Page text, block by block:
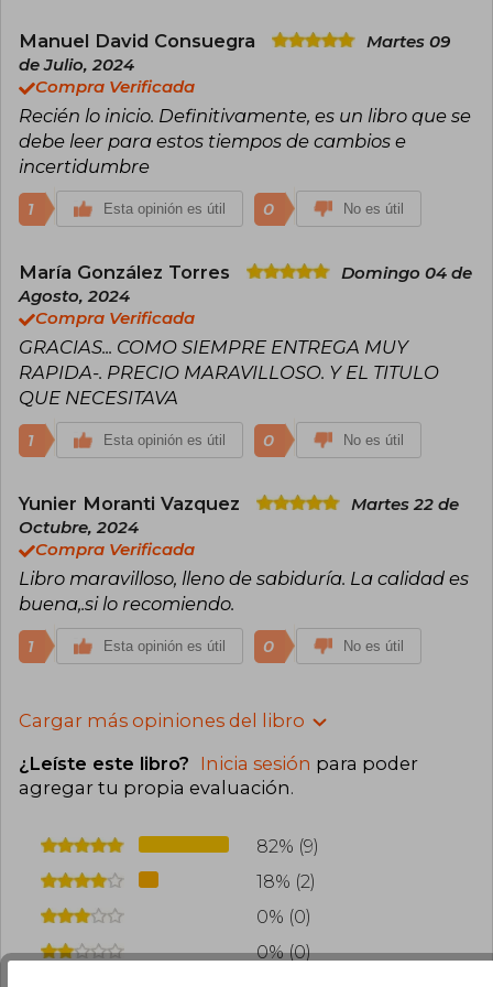
escrita de manera exquisita y con infinita
Manuel David Consuegra
Martes 09
de Julio, 2024
Compra Verificada
Recién lo inicio. Definitivamente, es un libro que se
debe leer para estos tiempos de cambios e
incertidumbre
1 Esta opinión es útil 0 No es útil
María González Torres
Domingo 04 de
Agosto, 2024
Compra Verificada
GRACIAS... COMO SIEMPRE ENTREGA MUY
RAPIDA-. PRECIO MARAVILLOSO. Y EL TITULO
QUE NECESITAVA
1 Esta opinión es útil 0 No es útil
Yunier Moranti Vazquez
Martes 22 de
Octubre, 2024
Compra Verificada
Libro maravilloso, lleno de sabiduría. La calidad es
buena,.si lo recomiendo.
1 Esta opinión es útil 0 No es útil
Cargar más opiniones del libro
¿Leíste este libro? Inicia sesión para poder
agregar tu propia evaluación.
82% (9)
18% (2)
0% (0)
0% (0)